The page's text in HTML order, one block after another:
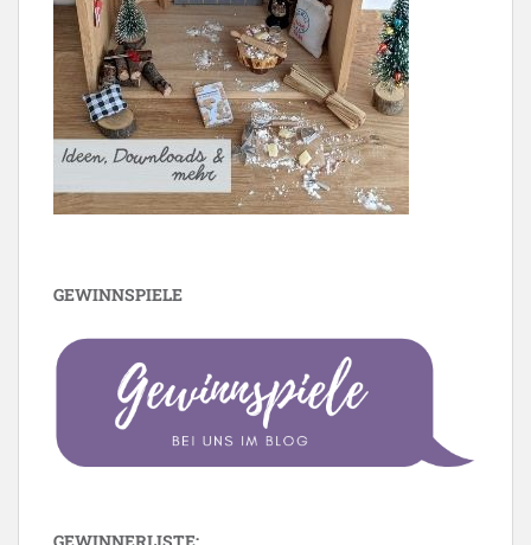
GEWINNSPIELE
GEWINNERLISTE: